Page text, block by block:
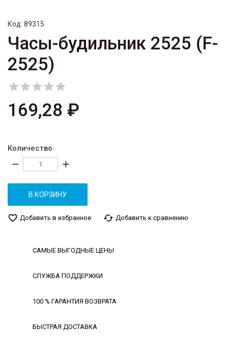
Код: 89315
Часы-будильник 2525 (F-
2525)

169,28 ₽
Количество
remove add
В КОРЗИНУ
favorite_border Добавить в избранное cached Добавить к сравнению
САМЫЕ ВЫГОДНЫЕ ЦЕНЫ
СЛУЖБА ПОДДЕРЖКИ
100 % ГАРАНТИЯ ВОЗВРАТА
БЫСТРАЯ ДОСТАВКА